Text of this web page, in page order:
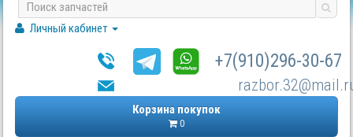
Личный кабинет
+7(910)296-30-67
Корзина покупок
0